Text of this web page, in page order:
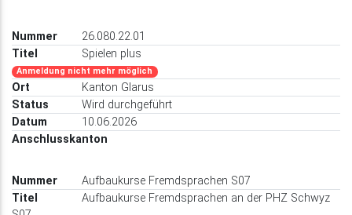
26.080.22.01
Spielen plus
Anmeldung nicht mehr möglich
Kanton Glarus
Wird durchgeführt
10.06.2026
Aufbaukurse Fremdsprachen S07
Aufbaukurse Fremdsprachen an der PHZ Schwyz